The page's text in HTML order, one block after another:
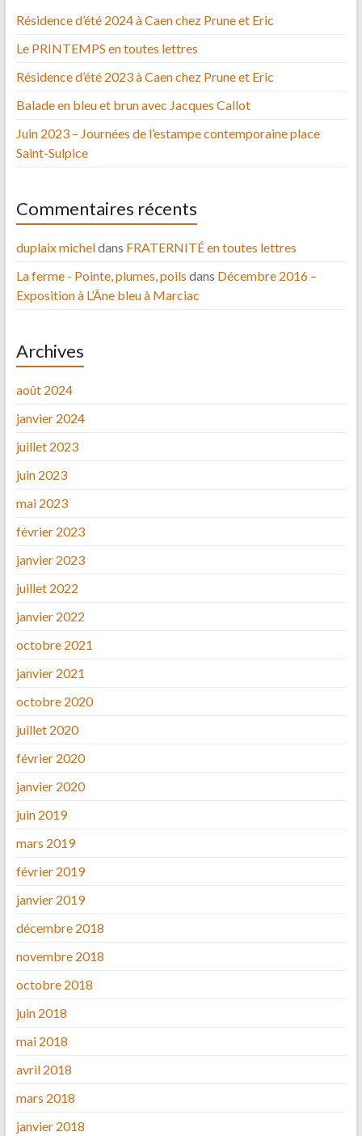
Résidence d’été 2024 à Caen chez Prune et Eric
Le PRINTEMPS en toutes lettres
Résidence d’été 2023 à Caen chez Prune et Eric
Balade en bleu et brun avec Jacques Callot
Juin 2023 – Journées de l’estampe contemporaine place
Saint-Sulpice
Commentaires récents
duplaix micheldans FRATERNITÉ en toutes lettres
La ferme - Pointe, plumes, poils dans Décembre 2016 –
Exposition à L’Âne bleu à Marciac
Archives
août 2024
janvier 2024
juillet 2023
juin 2023
mai 2023
février 2023
janvier 2023
juillet 2022
janvier 2022
octobre 2021
janvier 2021
octobre 2020
juillet 2020
février 2020
janvier 2020
juin 2019
mars 2019
février 2019
janvier 2019
décembre 2018
novembre 2018
octobre 2018
juin 2018
mai 2018
avril 2018
mars 2018
janvier 2018